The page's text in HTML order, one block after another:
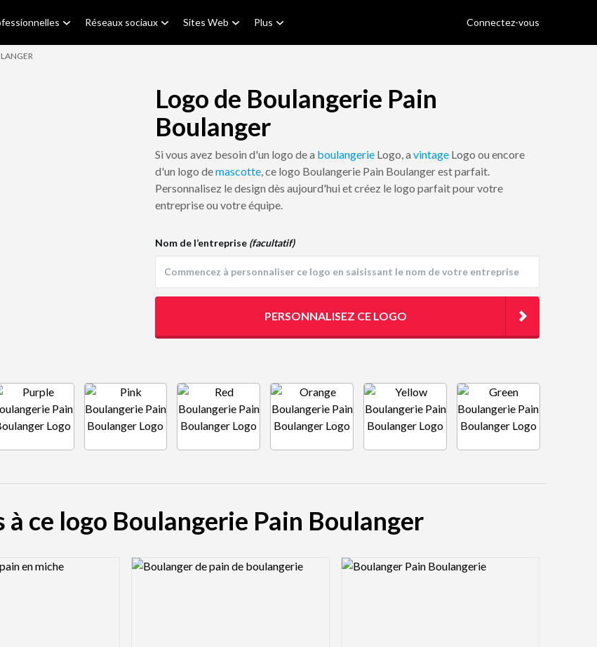
Réseaux sociaux Sites Web Plus Connectez-vous
Logo de Boulangerie Pain
Boulanger
Si vous avez besoin d'un logo de a boulangerie Logo, a vintage Logo ou encore
d'un logo demascotte, ce logo Boulangerie Pain Boulanger est parfait.
Personnalisez le design dès aujourd'hui et créez le logo parfait pour votre
entreprise ou votre équipe.
Nom de l’entreprise (facultatif)
PERSONNALISEZ CE LOGO
à ce logo Boulangerie Pain Boulanger
Logo Preview Image Logo Preview Image